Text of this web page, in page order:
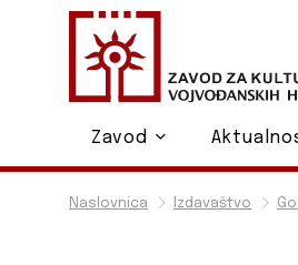
Naslovnica Izdavaštvo
Zavod